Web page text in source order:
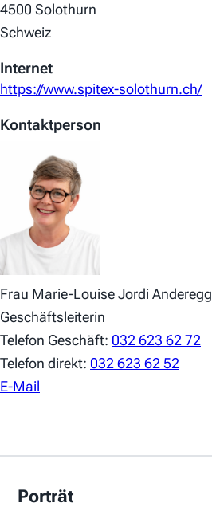
4500 Solothurn
Schweiz
Internet
https://www.spitex-solothurn.ch/
Kontaktperson
Frau Marie-Louise Jordi Anderegg
Geschäftsleiterin
Telefon Geschäft: 032 623 62 72
Telefon direkt: 032 623 62 52
E-Mail
Porträt